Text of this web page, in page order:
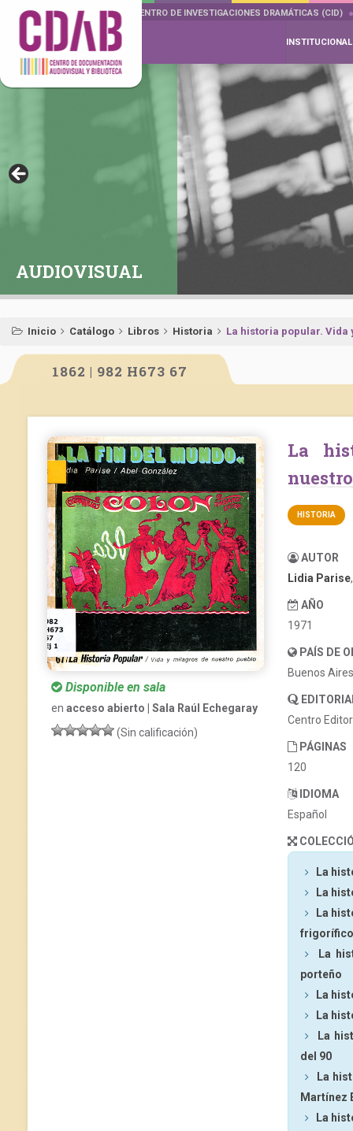
DOCUMENTA DRAMÁTICAS CENTRO DE INVESTIGACIONES DRAMÁTICAS (CID)
INSTITUCIONAL
AUDIOVISUAL
Inicio Catálogo Libros Historia La historia popular. Vida
1862 | 982 H673 67
Disponible en sala
en acceso abierto | Sala Raúl Echegaray
(Sin calificación)
La historia popular. Vida y milagros de
HISTORIA
AUTOR
Lidia Parise
AÑO
1971
PAÍS DE
Buenos
Centro
PÁGINAS
120
IDIOMA
Español
La
La
La
La
porteño
La
La
La
del 90
La
Martínez
La